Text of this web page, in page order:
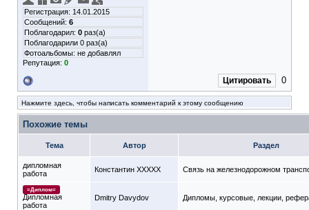
Регистрация: 14.01.2015
Сообщений: 6
Поблагодарил: 0 раз(а)
Поблагодарили 0 раз(а)
Фотоальбомы: не добавлял
Репутация: 0
Цитировать 0
Нажмите здесь, чтобы написать комментарий к этому сообщению
Похожие темы
Тема Автор Раздел
дипломная
работа
Константин XXXXX Связь на железнодорожном
=Диплом=
Дипломная
работа
Dmitry Davydov Дипломы, курсовые, лекции,